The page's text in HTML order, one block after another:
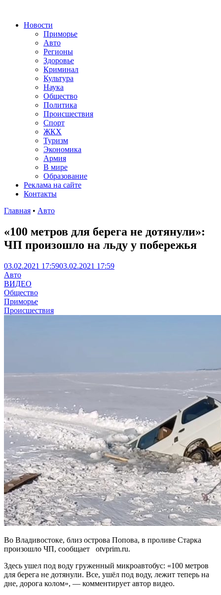
Новости
Приморье
Авто
Регионы
Здоровье
Криминал
Культура
Наука
Общество
Политика
Происшествия
Спорт
ЖКХ
Туризм
Экономика
Армия
В мире
Образование
Реклама на сайте
Контакты
Главная • Авто
«100 метров для берега не дотянули»:
ЧП произошло на льду у побережья
03.02.2021 17:5903.02.2021 17:59
Авто
ВИДЕО
Общество
Приморье
Происшествия
Во Владивостоке, близ острова Попова, в проливе Старка
произошло ЧП, сообщает otvprim.ru.
Здесь ушел под воду груженный микроавтобус: «100 метров
для берега не дотянули. Все, ушёл под воду, лежит теперь на
дне, дорога колом», — комментирует автор видео.